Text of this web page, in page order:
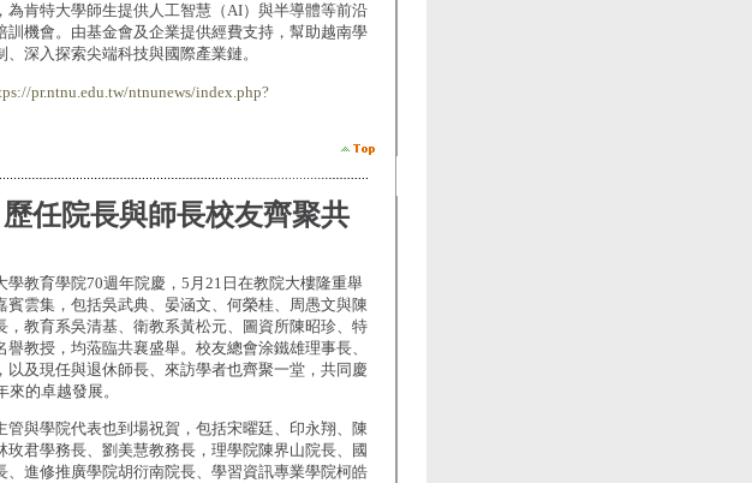
為肯特大學師生提供人工智慧（AI）與半導體等前沿
訓機會。由基金會及企業提供經費支持，幫助越南學
、深入探索尖端科技與國際產業鏈。
pr.ntnu.edu.tw/ntnunews/index.php?
任院長與師長校友齊聚共
學教育學院70週年院慶，5月21日在教院大樓隆重舉
賓雲集，包括吳武典、晏涵文、何榮桂、周愚文與陳
，教育系吳清基、衛教系黃松元、圖資所陳昭珍、特
譽教授，均蒞臨共襄盛舉。校友總會涂鐵雄理事長、
以及現任與退休師長、來訪學者也齊聚一堂，共同慶
來的卓越發展。
管與學院代表也到場祝賀，包括宋曜廷、印永翔、陳
玫君學務長、劉美慧教務長，理學院陳界山院長、國
、進修推廣學院胡衍南院長、學習資訊專業學院柯皓